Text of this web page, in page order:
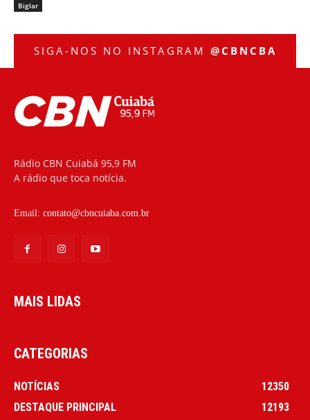
Biglar
SIGA-NOS NO INSTAGRAM @CBNCBA
Rádio CBN Cuiabá 95,9 FM
A rádio que toca notícia.
Email: contato@cbncuiaba.com.br
MAIS LIDAS
CATEGORIAS
NOTÍCIAS
12350
DESTAQUE PRINCIPAL
12193